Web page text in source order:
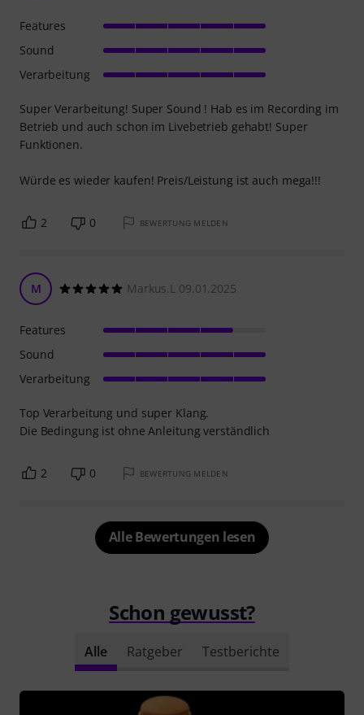
Super Verarbeitung! Super Sound ! Hab es im Recording im
Betrieb und auch schon im Livebetrieb gehabt! Super
Funktionen.
Würde es wieder kaufen! Preis/Leistung ist auch mega!!!
Features
Sound
Verarbeitung
2 0 BEWERTUNG MELDEN
M Markus.L 09.01.2025
Top Verarbeitung und super Klang.
Die Bedingung ist ohne Anleitung verständlich
Features
Sound
Verarbeitung
2 0 BEWERTUNG MELDEN
Alle Bewertungen lesen
Schon gewusst?
Alle Ratgeber Testberichte